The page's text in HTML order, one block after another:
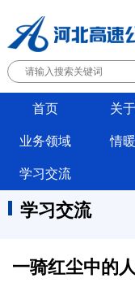
首页 关
业务领域 情
学习交流
学习交流
一骑红尘中的